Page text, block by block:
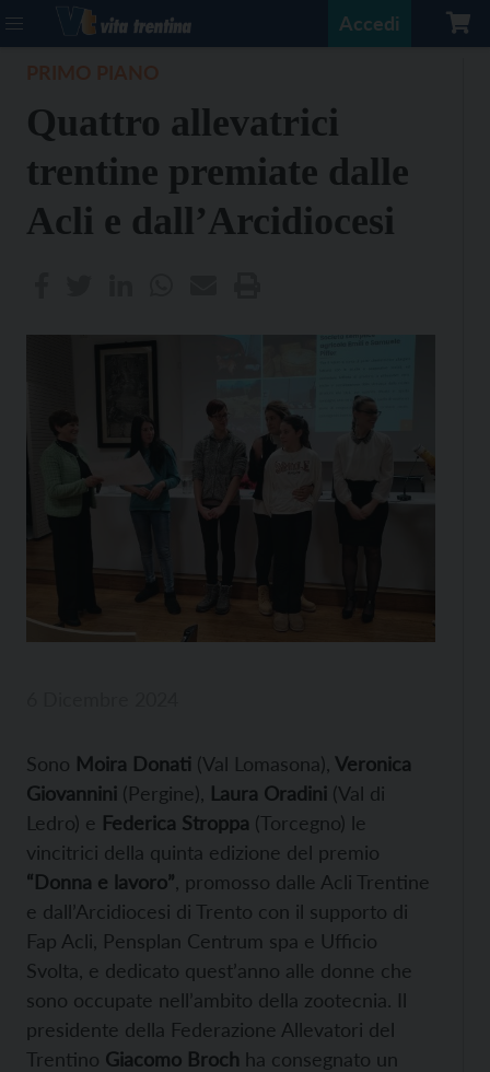
Accedi
Quattro allevatrici
trentine premiate dalle
Acli e dall’Arcidiocesi
Sono Moira Donati (Val Lomasona), Veronica
Giovannini (Pergine), Laura Oradini (Val di
Ledro) e Federica Stroppa (Torcegno) le
vincitrici della quinta edizione del premio
“Donna e lavoro” , promosso dalle Acli Trentine
e dall’Arcidiocesi di Trento con il supporto di
Fap Acli, Pensplan Centrum spa e Ufficio
Svolta, e dedicato quest’anno alle donne che
sono occupate nell’ambito della zootecnia. Il
presidente della Federazione Allevatori del
Trentino Giacomo Broch ha consegnato un